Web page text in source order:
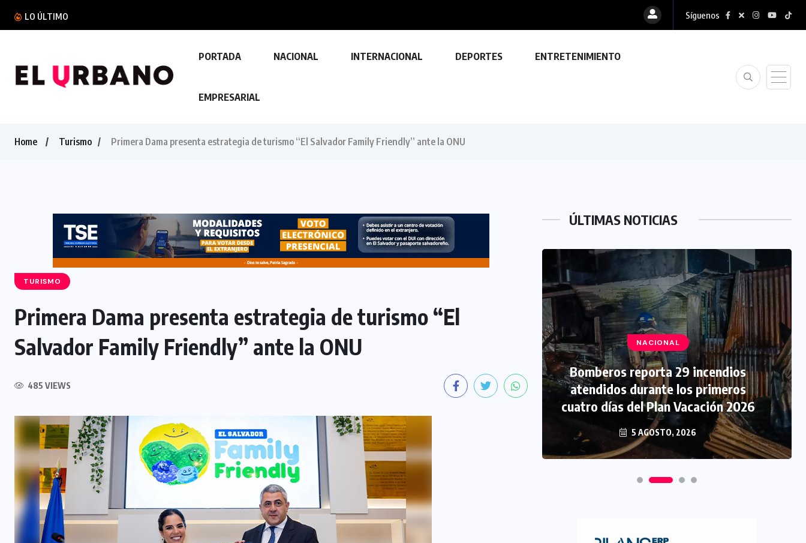
LO ÚLTIMO Síguenos
PORTADA NACIONAL INTERNACIONAL DEPORTES ENTRETENIMIENTO
EMPRESARIAL
Home Turismo Primera Dama presenta estrategia de turismo “El Salvador Family Friendly” ante la ONU
TURISMO
Primera Dama presenta estrategia de turismo “El
Salvador Family Friendly” ante la ONU
485 VIEWS
ÚLTIMAS NOTICIAS
INTERNACIONAL
5 AGOSTO, 2026
TECNOLOGÍA
23 FEBRERO, 2024
NACIONAL
Bomberos reporta 29 incendios
atendidos durante los primeros
cuatro días del Plan Vacación 2026
5 AGOSTO, 2026